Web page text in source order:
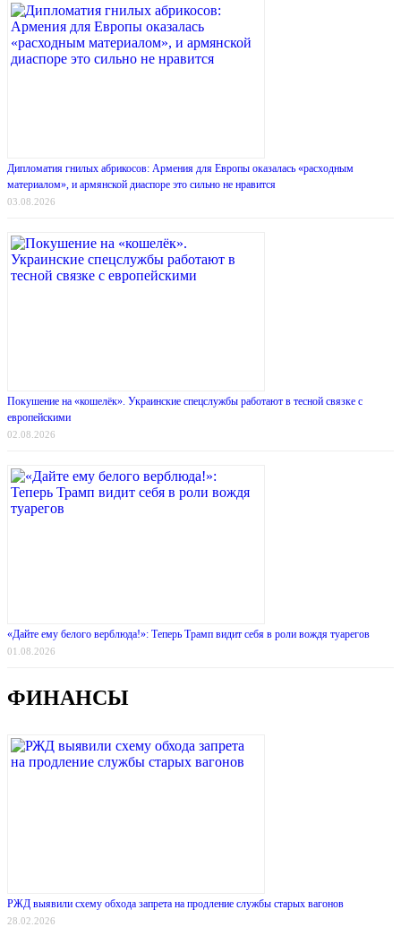
Дипломатия гнилых абрикосов: Армения для Европы оказалась «расходным
материалом», и армянской диаспоре это сильно не нравится
03.08.2026
Покушение на «кошелёк». Украинские спецслужбы работают в тесной связке с
европейскими
02.08.2026
«Дайте ему белого верблюда!»: Теперь Трамп видит себя в роли вождя туарегов
01.08.2026
ФИНАНСЫ
РЖД выявили схему обхода запрета на продление службы старых вагонов
28.02.2026